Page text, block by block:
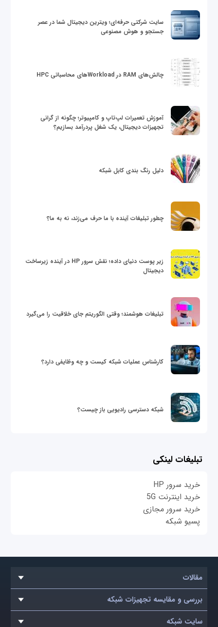
سایت شرکتی حرفه‌ای؛ ویترین دیجیتال شما در عصر
جستجو و هوش مصنوعی
چالش‌های RAM در Workloadهای محاسباتی HPC
آموزش تعمیرات لپ‌تاپ و کامپیوتر؛ چگونه از گرانی
تجهیزات دیجیتال، یک شغل پردرآمد بسازیم؟
دلیل رنگ بندی کابل شبکه
چطور تبلیغات آینده با ما حرف می‌زند، نه به ما؟
زیر پوست دنیای داده؛ نقش سرور HP در آینده زیرساخت
دیجیتال
تبلیغات هوشمند؛ وقتی الگوریتم جای خلاقیت را می‌گیرد
کارشناس عملیات شبکه کیست و چه وظایفی دارد؟
شبکه دسترسی رادیویی باز چیست؟
تبلیغات لینکی
خرید سرور HP
خرید اینترنت 5G
خرید سرور مجازی
پسیو شبکه
مقالات
بررسی و مقایسه تجهیزات شبکه
سایت شبکه